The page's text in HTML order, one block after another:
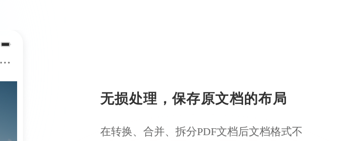
无损处理，保存原文档的布局
在转换、合并、拆分PDF文档后文档格式不